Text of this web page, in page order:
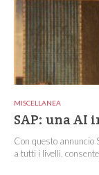
MISCELLANEA
SAP: una AI
Con questo annuncio
a tutti i livelli,